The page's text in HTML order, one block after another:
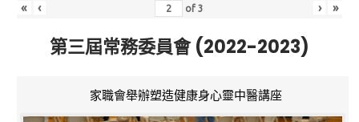
« ‹ of3 › »
第三屆常務委員會 (2022-2023)
家職會舉辦塑造健康身心靈中醫講座